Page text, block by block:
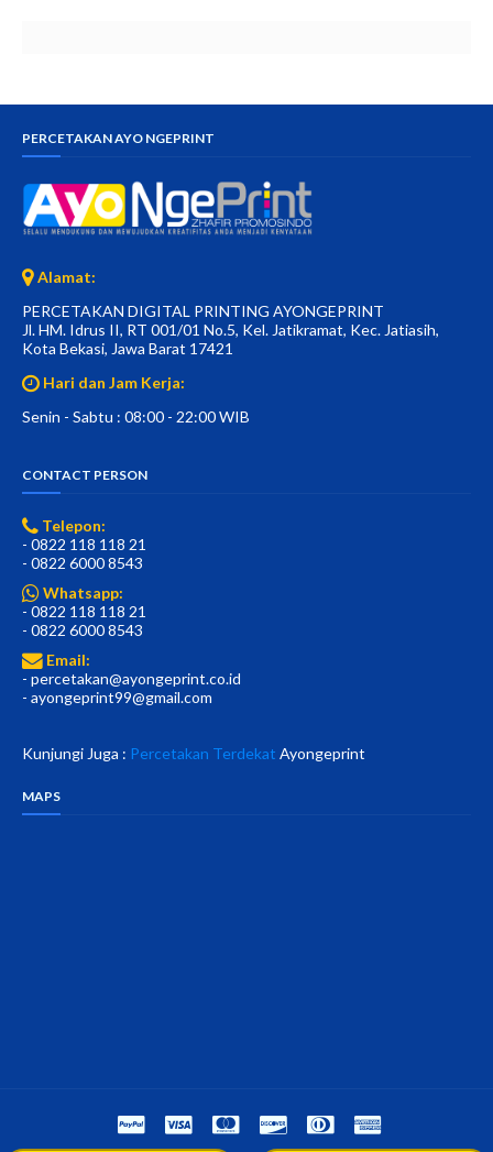
PERCETAKAN AYO NGEPRINT
Alamat:
PERCETAKAN DIGITAL PRINTING AYONGEPRINT
Jl. HM. Idrus II, RT 001/01 No.5, Kel. Jatikramat, Kec. Jatiasih,
Kota Bekasi, Jawa Barat 17421
Hari dan Jam Kerja:
Senin - Sabtu : 08:00 - 22:00 WIB
CONTACT PERSON
Telepon:
- 0822 118 118 21
- 0822 6000 8543
Whatsapp:
- 0822 118 118 21
- 0822 6000 8543
Email:
- percetakan@ayongeprint.co.id
- ayongeprint99@gmail.com
Kunjungi Juga : Percetakan Terdekat Ayongeprint
MAPS